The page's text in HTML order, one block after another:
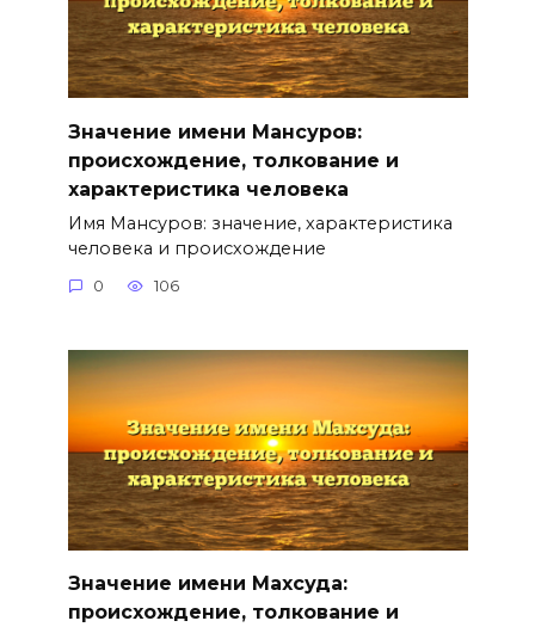
Значение имени Мансуров:
происхождение, толкование и
характеристика человека
Имя Мансуров: значение, характеристика
человека и происхождение
0 106
Значение имени Махсуда:
происхождение, толкование и